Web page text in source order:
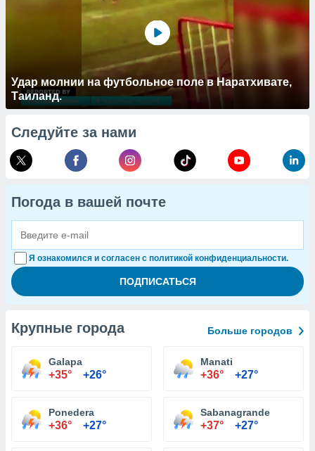
Удар молнии на футбольное поле в Наратхивате,
Таиланд.
Следуйте за нами
Погода в вашей почте
Я ознакомился и согласен с политикой конфиденциальности.
Крупные города Больше городов
Galapa
+35° +26°
Manati
+36° +27°
Ponedera
+36° +27°
Sabanagrande
+37° +27°